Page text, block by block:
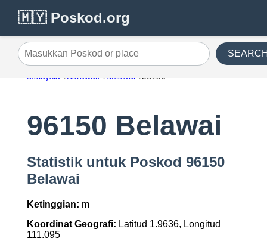
🇲🇾 Poskod.org
Masukkan Poskod or place
Malaysia Sarawak Belawai 96150
96150 Belawai
Statistik untuk Poskod 96150
Belawai
Ketinggian: m
Koordinat Geografi: Latitud 1.9636, Longitud
111.095